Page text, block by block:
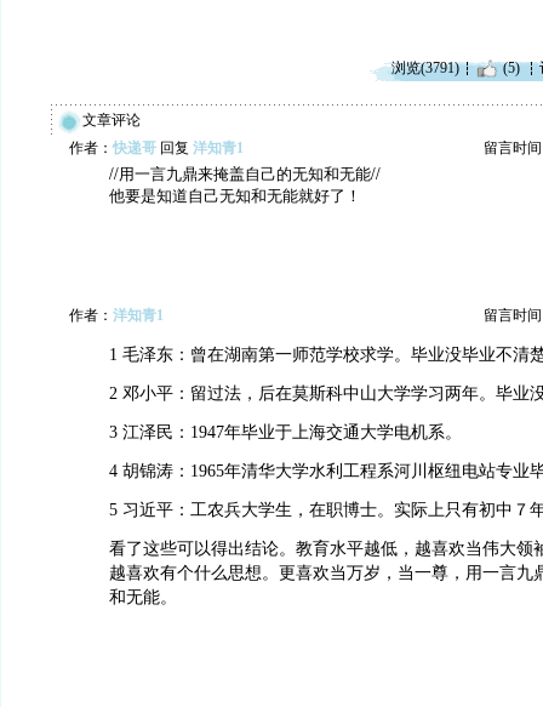
浏览(3791) (5)
文章评论
作者： 快递哥 回复 洋知青1 留言时间
//用一言九鼎来掩盖自己的无知和无能//
他要是知道自己无知和无能就好了！
作者： 洋知青1 留言时间
1 毛泽东：曾在湖南第一师范学校求学。毕业没毕业不清
2 邓小平：留过法，后在莫斯科中山大学学习两年。毕业
3 江泽民：1947年毕业于上海交通大学电机系。
4 胡锦涛：1965年清华大学水利工程系河川枢纽电站专业
5 习近平：工农兵大学生，在职博士。实际上只有初中７
看了这些可以得出结论。教育水平越低，越喜欢当伟大领
越喜欢有个什么思想。更喜欢当万岁，当一尊，用一言九
和无能。